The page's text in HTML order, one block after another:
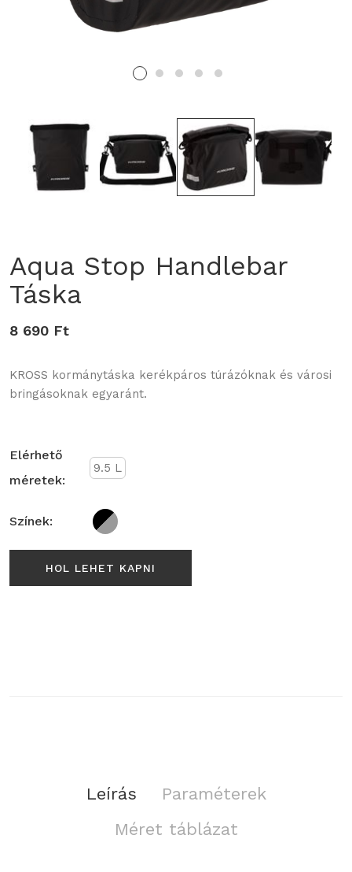
Aqua Stop Handlebar
Táska
8 690 Ft
KROSS kormánytáska kerékpáros túrázóknak és városi
bringásoknak egyaránt.
Elérhető
méretek:
9.5 L
Színek:
HOL LEHET KAPNI
Leírás
Paraméterek
Méret táblázat